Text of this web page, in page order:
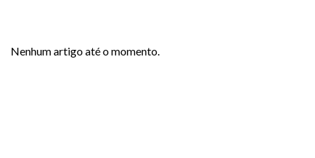
Nenhum artigo até o momento.